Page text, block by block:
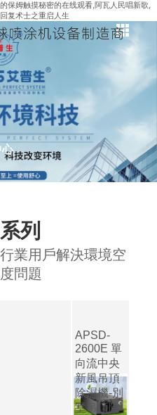
保姆触摸秘密的在线观看,阿瓦人民唱新歌,
复术士之重启人生
心
列
業用戶解決環境空
問題
APSD-
2600E 單
向流中央
新風吊頂
除濕機-別
墅吊頂除